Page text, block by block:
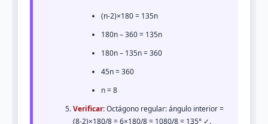
(n-2)×180 = 135n
180n – 360 = 135n
180n – 135n = 360
45n = 360
n = 8
Verificar:Octágono regular: ángulo interior =
(8-2)×180/8 = 6×180/8 = 1080/8 = 135° ✓.